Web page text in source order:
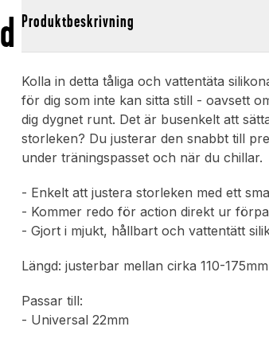
Produktbeskrivning
Kolla in detta tåliga och vattentäta
för dig som inte kan sitta still - oavsett
dig dygnet runt. Det är busenkelt att
storleken? Du justerar den snabbt till
under träningspasset och när du chillar.
- Enkelt att justera storleken med ett
- Kommer redo för action direkt ur
- Gjort i mjukt, hållbart och vattentätt
Längd: justerbar mellan cirka 110-
Passar till:
- Universal 22mm